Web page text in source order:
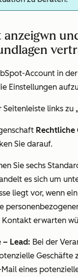
anzeigwn
Account in
Einstellungen
Seitenleiste links zu
Sie darauf.
Sie sechs
es sich um
liegt vor, wenn
erwarten
– Lead: Bei der
eines